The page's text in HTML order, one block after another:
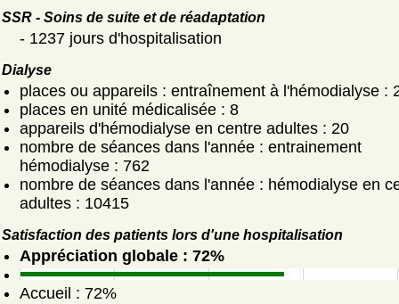
SSR - Soins de suite et de réadaptation
- 1237 jours d'hospitalisation
Dialyse
places ou appareils : entraînement à l'hémodialyse :
places en unité médicalisée : 8
appareils d'hémodialyse en centre adultes : 20
nombre de séances dans l'année : entrainement
hémodialyse : 762
nombre de séances dans l'année : hémodialyse en
adultes : 10415
Satisfaction des patients lors d'une hospitalisation
Appréciation globale : 72%
Accueil : 72%